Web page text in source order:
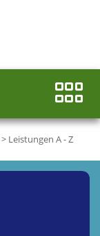
> Leistungen A - Z